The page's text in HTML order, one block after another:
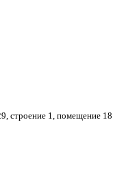
строение 1, помещение 18